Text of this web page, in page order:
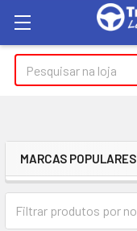
Pesquisar
Barra
lateral
MARCAS POPULARES